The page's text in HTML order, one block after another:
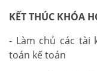
KẾT THÚC KHÓA
- Làm chủ các tài
toán kế toán